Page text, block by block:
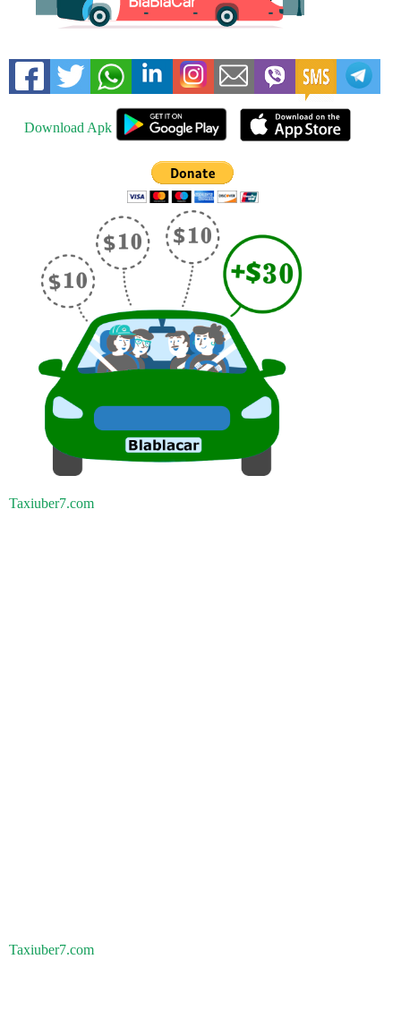
Download Apk
Taxiuber7.com
Taxiuber7.com